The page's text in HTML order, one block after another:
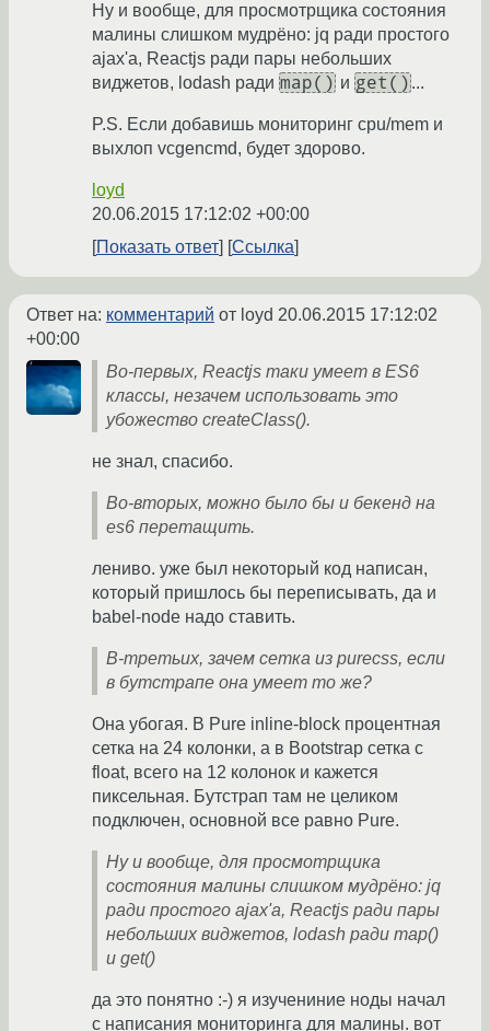
Ну и вообще, для просмотрщика состояния
малины слишком мудрёно: jq ради простого
ajax'а, Reactjs ради пары небольших
виджетов, lodash ради map() и get() ...
P.S. Если добавишь мониторинг cpu/mem и
выхлоп vcgencmd, будет здорово.
loyd
20.06.2015 17:12:02 +00:00
Показать ответ
Ссылка
Ответ на: комментарий от loyd 20.06.2015 17:12:02
+00:00
Во-первых, Reactjs таки умеет в ES6
классы, незачем использовать это
убожество createClass().
не знал, спасибо.
Во-вторых, можно было бы и бекенд на
es6 перетащить.
лениво. уже был некоторый код написан,
который пришлось бы переписывать, да и
babel-node надо ставить.
В-третьих, зачем сетка из purecss, если
в бутстрапе она умеет то же?
Она убогая. В Pure inline-block процентная
сетка на 24 колонки, а в Bootstrap сетка с
float, всего на 12 колонок и кажется
пиксельная. Бутстрап там не целиком
подключен, основной все равно Pure.
Ну и вообще, для просмотрщика
состояния малины слишком мудрёно: jq
ради простого ajax'а, Reactjs ради пары
небольших виджетов, lodash ради map()
и get()
да это понятно :-) я изучениние ноды начал
с написания мониторинга для малины. вот